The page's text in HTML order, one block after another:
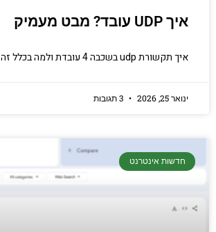
איך UDP עובד? מבט מעמיק
איך תקשורת udp בשכבה 4 עובדת ולמה בכלל זה חשוב?
ינואר 25, 2026
חדשות אינטרנט